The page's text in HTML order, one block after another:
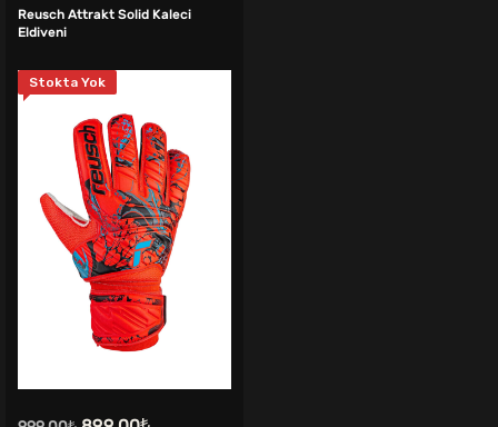
Reusch Attrakt Solid Kaleci
Eldiveni
Stokta Yok